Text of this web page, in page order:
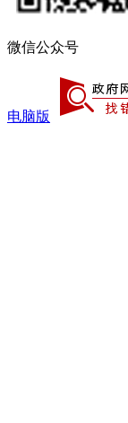
微信公众号
电脑版